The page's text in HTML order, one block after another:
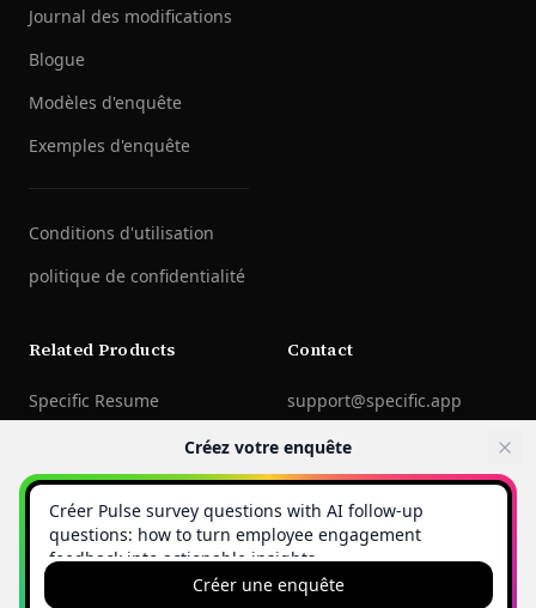
Créez votre enquête
Créer une enquête
Journal des modifications
Blogue
Modèles d'enquête
Exemples d'enquête
Conditions d'utilisation
politique de confidentialité
Related Products
Specific Resume
Contact
support@specific.app
LinkedIn
2026Specific Technologies Inc.Tous droits réservés.